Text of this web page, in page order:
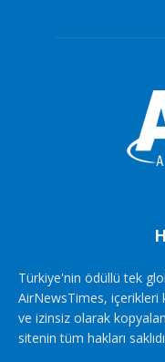
Türkiye'nin ödüllü tek
AirNewsTimes, içerikleri
ve izinsiz olarak
sitenin tüm hakları